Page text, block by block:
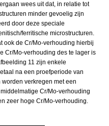
wees uit dat, in relatie tot
minder gevoelig zijn
door deze speciale
ferritische microstructuren.
ook de Cr/Mo-verhouding hierbij
Cr/Mo-verhouding des te lager is
11 zijn enkele
na een proefperiode van
verkregen met een
Cr/Mo-verhouding
zeer hoge Cr/Mo-verhouding.